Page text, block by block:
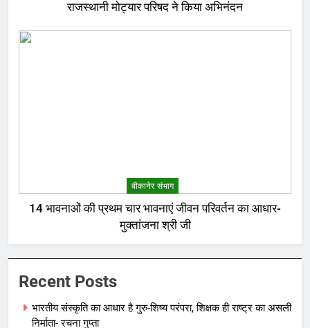
राजस्थानी मोट्यार परिषद ने किया अभिनंदन
बीकानेर संभाग
14 भावनाओं की प्रथम चार भावनाएं जीवन परिवर्तन का आधार-
मुक्तांजना श्री जी
Recent Posts
भारतीय संस्कृति का आधार है गुरु-शिष्य परंपरा, शिक्षक ही राष्ट्र का असली
निर्माता- रचना गुप्ता